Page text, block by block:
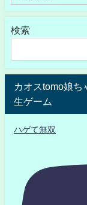
検索
カオスtomo娘ち
生ゲーム
ハゲて無双